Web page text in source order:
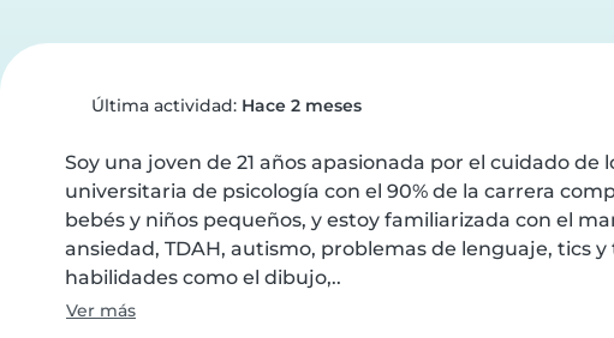
Última actividad: Hace 2 meses
Soy una joven de 21 años apasionada por el cuidado
universitaria de psicología con el 90% de la carrera
bebés y niños pequeños, y estoy familiarizada con el
ansiedad, TDAH, autismo, problemas de lenguaje, tics
habilidades como el dibujo,..
Ver más